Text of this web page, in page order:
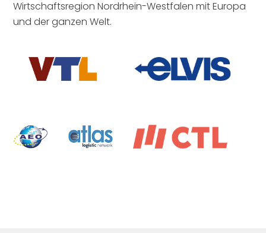
Wirtschaftsregion Nordrhein-Westfalen mit Europa
und der ganzen Welt.